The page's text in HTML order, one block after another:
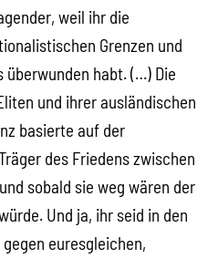
weil ihr die
Grenzen und
überwunden habt. (…) Die
und ihrer ausländischen
basierte auf der
des Friedens zwischen
sobald sie weg wären der
Und ja, ihr seid in den
euresgleichen,